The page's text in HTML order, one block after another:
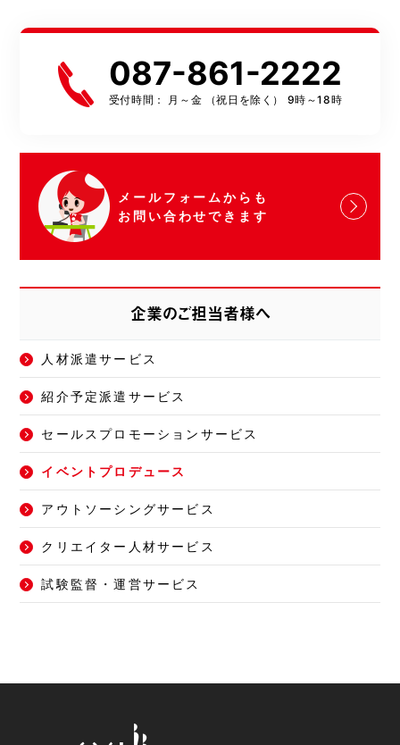
087-861-2222
受付時間： 月～金 （祝日を除く） 9時～18時
メールフォームからも
お問い合わせできます
企業のご担当者様へ
人材派遣サービス
紹介予定派遣サービス
セールスプロモーションサービス
イベントプロデュース
アウトソーシングサービス
クリエイター人材サービス
試験監督・運営サービス